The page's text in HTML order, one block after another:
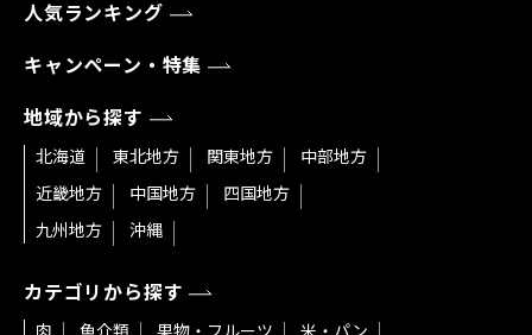
人気ランキング
キャンペーン・特集
地域から探す
北海道 東北地方 関東地方
中部地方
近畿地方
中国地方
四国地方
九州地方
沖縄
カテゴリから探す